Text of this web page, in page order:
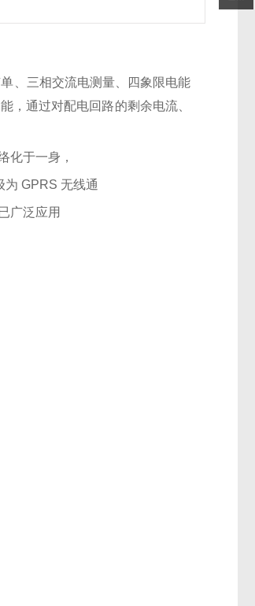
、三相交流电测量、四象限电能
能，通过对配电回路的剩余电流、
化于一身，
GPRS 无线通
广泛应用